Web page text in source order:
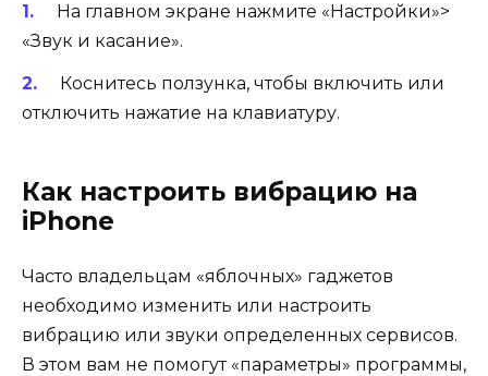
На главном экране нажмите «Настройки»>
«Звук и касание».
Коснитесь ползунка, чтобы включить или
отключить нажатие на клавиатуру.
Как настроить вибрацию на
iPhone
Часто владельцам «яблочных» гаджетов
необходимо изменить или настроить
вибрацию или звуки определенных сервисов.
В этом вам не помогут «параметры» программы,